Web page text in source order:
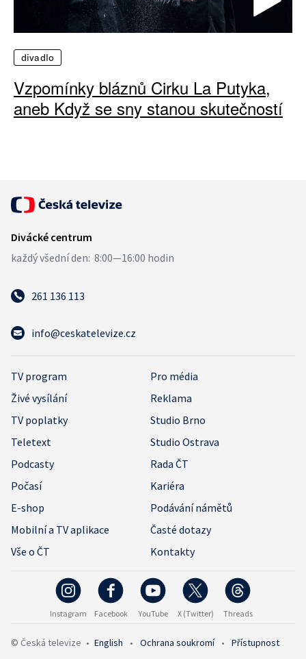
divadlo
Vzpomínky bláznů Cirku La Putyka,
aneb Když se sny stanou skutečností
261 136 113
info@ceskatelevize.cz
TV program
Pro média
Živé vysílání
Reklama
TV poplatky
Studio Brno
Teletext
Studio Ostrava
Podcasty
Rada ČT
Počasí
Kariéra
E-shop
Podávání námětů
Mobilní a TV aplikace
Časté dotazy
Vše o ČT
Kontakty
Instagram Facebook YouTube X (Twitter) Threads
© Česká televize • English • Ochrana soukromí • Přístupnost